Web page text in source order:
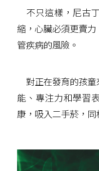
不只這樣，尼古
縮，心臟必須更賣
管疾病的風險。
對正在發育的孩童
能、專注力和學習
康，吸入二手菸，同